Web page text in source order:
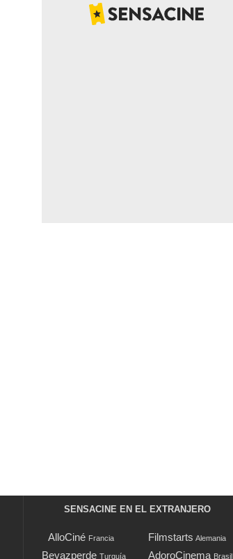
SENSACINE EN EL EXTRANJERO
AlloCiné Francia Filmstarts Alemania
Beyazperde Turquía AdoroCinema Brasil